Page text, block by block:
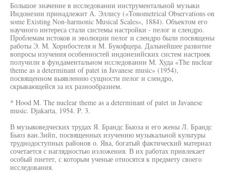
Большое значение в исследовании инструментальной музыки
Индонезии принадлежит А. Эллису («Tonometrical Observations on
some Existing Non-harmonic Musical Scales», 1884). Объектом его
научного интереса стали системы настройки - пелог и слендро.
Проблемам истоков и эволюции пелог и слендро были посвящены
работы Э. М. Хорнбостеля и М. Букофцера. Дальнейшее развитие
вопросы изучения особенностей индонезийских систем настроек
получили в фундаментальном исследовании М. Худа «The nuclear
theme as a determinant of patet in Javanese music» (1954),
посвященном выявлению сущности пелог и слендро,
скрывающейся за их разнообразием.
* Hood M. The nuclear theme as a determinant of patet in Javanese
music. Djakarta, 1954. P. 3.
В музыковедческих трудах Я. Брандс Быоза и его жены Л. Брандс
Быоз ван.Зийп, посвященных изучению музыкальной культуры
труднодоступных районов о. Ява, богатый фактический материал
сочетается с наглядностью изложения. В их работах привлекает
особый пиетет, с которым ученые относятся к предмету своего
исследования.